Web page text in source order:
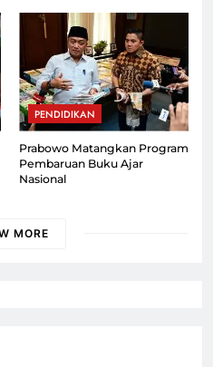
PENDIDIKAN
Prabowo Matangkan Program
Pembaruan Buku Ajar
Nasional
MORE